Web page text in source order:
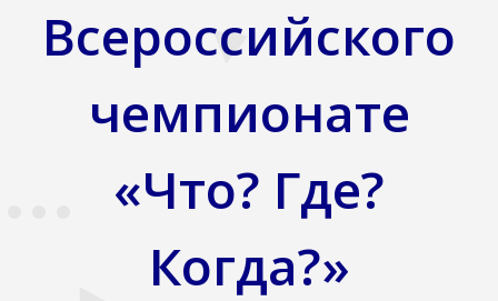
Всероссийского
чемпионате
«Что? Где?
Когда?»